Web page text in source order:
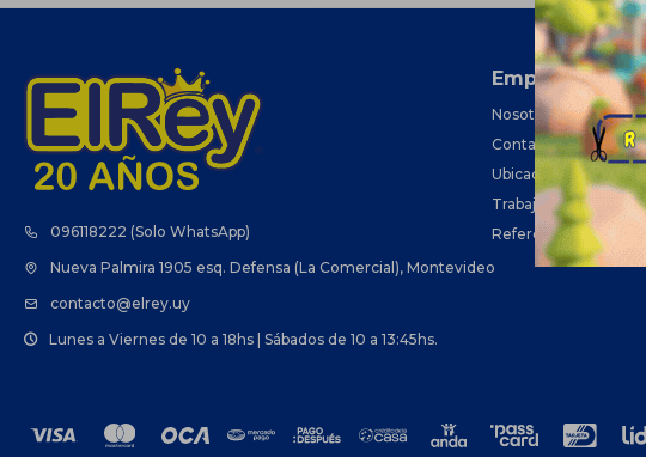
096118222 (Solo WhatsApp)
Nueva Palmira 1905 esq. Defensa (La Comercial), Montevideo
contacto@elrey.uy
Lunes a Viernes de 10 a 18hs | Sábados de 10 a 13:45hs.
Empresa
Nosotros
Contacto
Ubicación
Trabaja con nosotros
Referencias laborales